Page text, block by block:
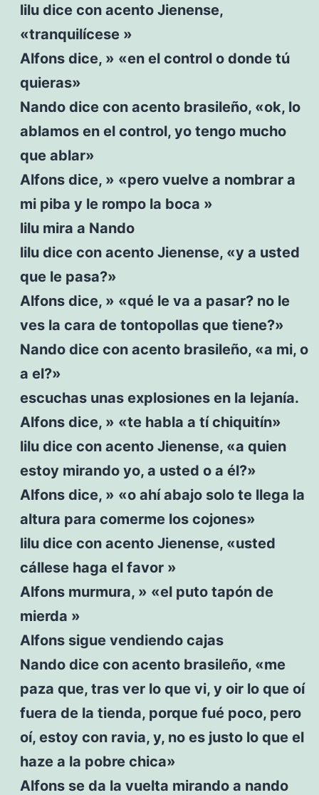
lilu dice con acento Jienense,
«tranquilícese »
Alfons dice, » «en el control o donde tú
quieras»
Nando dice con acento brasileño, «ok, lo
ablamos en el control, yo tengo mucho
que ablar»
Alfons dice, » «pero vuelve a nombrar a
mi piba y le rompo la boca »
lilu mira a Nando
lilu dice con acento Jienense, «y a usted
que le pasa?»
Alfons dice, » «qué le va a pasar? no le
ves la cara de tontopollas que tiene?»
Nando dice con acento brasileño, «a mi, o
a el?»
escuchas unas explosiones en la lejanía.
Alfons dice, » «te habla a tí chiquitín»
lilu dice con acento Jienense, «a quien
estoy mirando yo, a usted o a él?»
Alfons dice, » «o ahí abajo solo te llega la
altura para comerme los cojones»
lilu dice con acento Jienense, «usted
cállese haga el favor »
Alfons murmura, » «el puto tapón de
mierda »
Alfons sigue vendiendo cajas
Nando dice con acento brasileño, «me
paza que, tras ver lo que vi, y oir lo que oí
fuera de la tienda, porque fué poco, pero
oí, estoy con ravia, y, no es justo lo que el
haze a la pobre chica»
Alfons se da la vuelta mirando a nando